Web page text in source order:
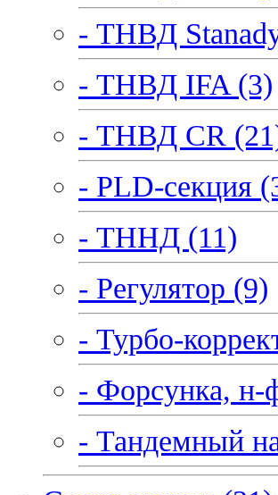
- ТНВД
- ТНВД IFA (3)
- ТНВД CR
- PLD-секция
- ТННД (11)
- Регулятор (9)
- Турбо-
- Форсунка, н-
- Тандемный